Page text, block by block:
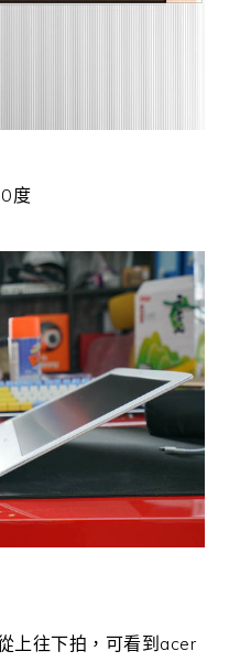
度
上往下拍，可看到acer